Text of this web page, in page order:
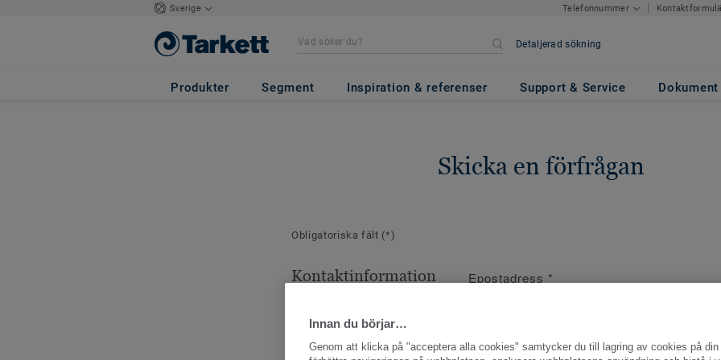
Sverige Telefonnummer
Detaljerad sökning
Produkter Segment Inspiration & referenser Support & Service Dokument
Skicka en förfrågan
Obligatoriska fält (*)
Kontaktinformation Epostadress *
Innan du börjar…
Genom att klicka på "acceptera alla cookies" samtycker du till lagring av cookies på